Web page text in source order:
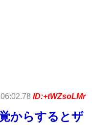
ID:+tWZsoLMr
からするとザ